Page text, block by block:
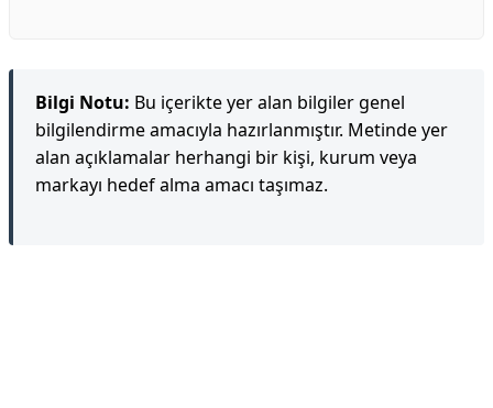
Bilgi Notu: Bu içerikte yer alan bilgiler genel
bilgilendirme amacıyla hazırlanmıştır. Metinde yer
alan açıklamalar herhangi bir kişi, kurum veya
markayı hedef alma amacı taşımaz.